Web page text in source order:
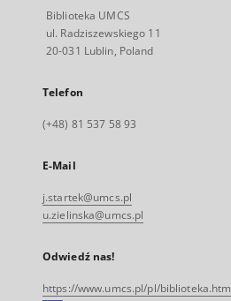
Biblioteka UMCS
ul. Radziszewskiego 11
20-031 Lublin, Poland
Telefon
(+48) 81 537 58 93
E-Mail
j.startek@umcs.pl
u.zielinska@umcs.pl
Odwiedź nas!
https://www.umcs.pl/pl/biblioteka.htm